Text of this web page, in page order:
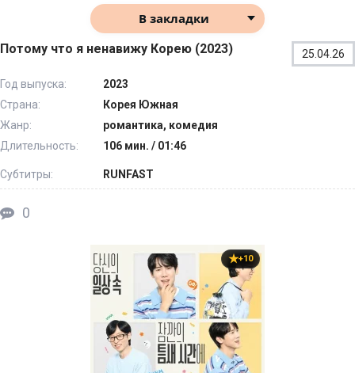
В закладки
Потому что я ненавижу Корею (2023) 25.04.26
Год выпуска:
2023
Страна:
Корея Южная
Жанр:
романтика, комедия
Длительность:
106 мин. / 01:46
Субтитры: RUNFAST
0
+10